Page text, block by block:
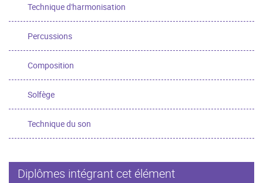
Technique d'harmonisation
Percussions
Composition
Solfège
Technique du son
Diplômes intégrant cet élément